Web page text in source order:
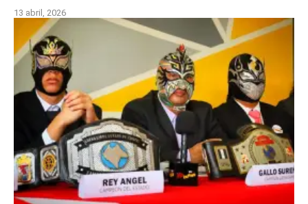
13 abril, 2026